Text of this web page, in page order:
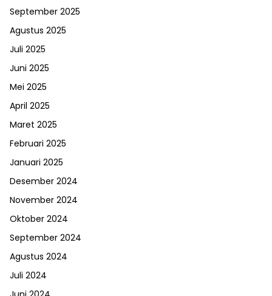
September 2025
Agustus 2025
Juli 2025
Juni 2025
Mei 2025
April 2025
Maret 2025
Februari 2025
Januari 2025
Desember 2024
November 2024
Oktober 2024
September 2024
Agustus 2024
Juli 2024